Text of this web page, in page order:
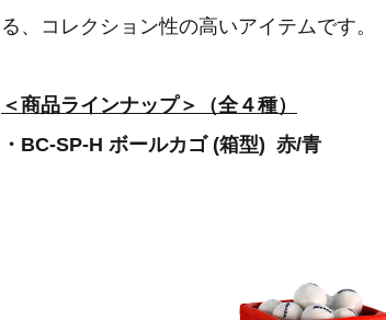
る、コレクション性の高いアイテムです。
＜商品ラインナップ＞（全４種）
・BC-SP-H ボールカゴ (箱型) 赤/青